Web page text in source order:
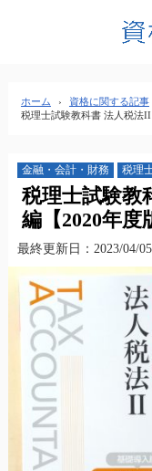
ホーム › 資格に関する記事
税理士試験教科書 法人税法II
金融・会計・財務 税理
税理士試験教
編【2020年度
最終更新日：2023/04/05